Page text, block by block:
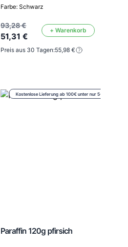
Farbe: Schwarz
93,28 €
51,31 €
+ Warenkorb
Preis aus 30 Tagen:55,98 €
Kostenlose Lieferung ab 100€ unter nur 5€
Paraffin 120g pfirsich